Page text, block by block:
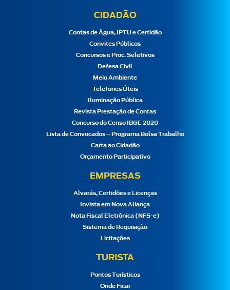
CIDADÃO
Contas de Água, IPTU e Certidão
Convites Públicos
Concursos e Proc. Seletivos
Defesa Civil
Meio Ambiente
Telefones Úteis
Iluminação Pública
Revista Prestação de Contas
Concurso do Censo IBGE 2020
Lista de Convocados – Programa Bolsa Trabalho
Carta ao Cidadão
Orçamento Participativo
EMPRESAS
Alvarás, Certidões e Licenças
Invista em Nova Aliança
Nota Fiscal Eletrônica (NFS-e)
Sistema de Requisição
Licitações
TURISTA
Pontos Turísticos
Onde Ficar